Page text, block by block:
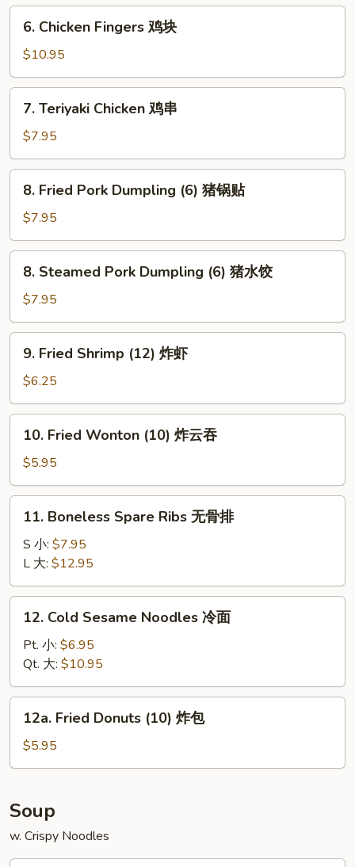
蟹
Chicken
Fingers
鸡
块
6. Chicken Fingers 鸡块
$10.95
Teriyaki
Chicken
鸡
串
7. Teriyaki Chicken 鸡串
$7.95
Fried
Pork
Dumpling
(6)
8. Fried Pork Dumpling (6) 猪锅贴
$7.95
Steamed
Pork
Dumpling
(6)
8. Steamed Pork Dumpling (6) 猪水饺
$7.95
Fried
Shrimp
(12)
炸
9. Fried Shrimp (12) 炸虾
$6.25
Fried
Wonton
(10)
炸
10. Fried Wonton (10) 炸云吞
$5.95
Boneless
Spare
Ribs
无
骨
11. Boneless Spare Ribs 无骨排
S 小: $7.95
L 大: $12.95
Cold
Sesame
Noodles
冷
面
12. Cold Sesame Noodles 冷面
Pt. 小: $6.95
Qt. 大: $10.95
Fried
Donuts
(10)
包
12a. Fried Donuts (10) 炸包
$5.95
Soup
w. Crispy Noodles